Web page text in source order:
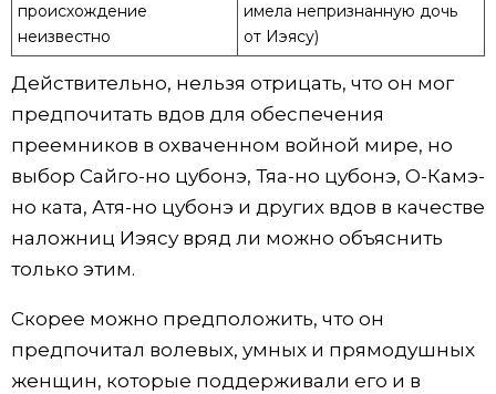
происхождение
неизвестно
имела непризнанную дочь
от Иэясу)
Действительно, нельзя отрицать, что он мог
предпочитать вдов для обеспечения
преемников в охваченном войной мире, но
выбор Сайго-но цубонэ, Тяа-но цубонэ, О-Камэ-
но ката, Атя-но цубонэ и других вдов в качестве
наложниц Иэясу вряд ли можно объяснить
только этим.
Скорее можно предположить, что он
предпочитал волевых, умных и прямодушных
женщин, которые поддерживали его и в